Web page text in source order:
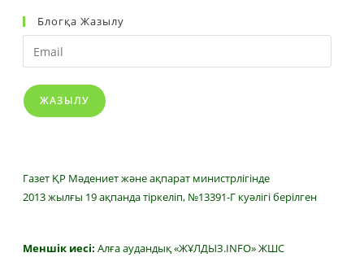
Блогқа Жазылу
Email
ЖАЗЫЛУ
Газет ҚР Мәдениет және ақпарат министрлігінде
2013 жылғы 19 ақпанда тіркеліп, №13391-Г куәлігі берілген
Меншік иесі: Алға аудандық «ЖҰЛДЫЗ.INFO» ЖШС